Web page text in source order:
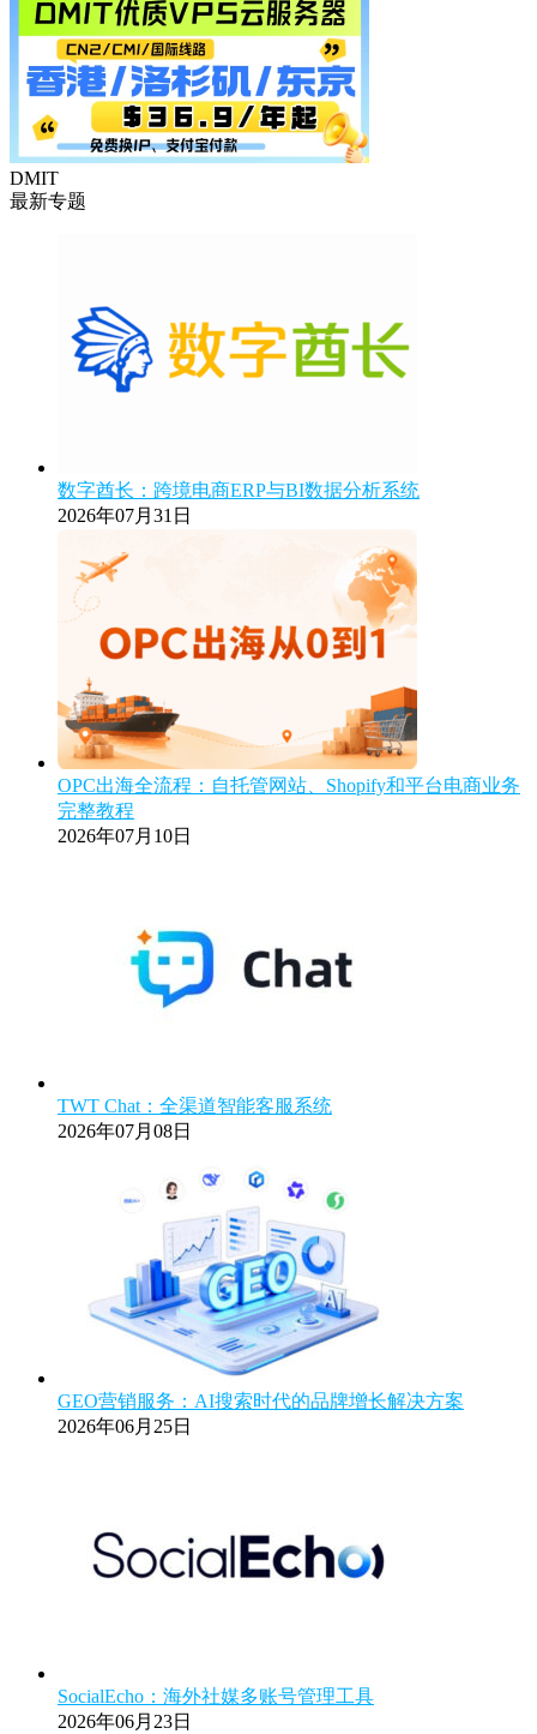
DMIT
最新专题
数字酋长：跨境电商ERP与BI数据分析系统
2026年07月31日
OPC出海全流程：自托管网站、Shopify和平台电商业务
完整教程
2026年07月10日
TWT Chat：全渠道智能客服系统
2026年07月08日
GEO营销服务：AI搜索时代的品牌增长解决方案
2026年06月25日
SocialEcho：海外社媒多账号管理工具
2026年06月23日